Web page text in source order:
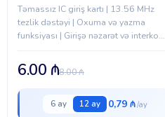
Təmassız IC giriş kartı | 13.56 MHz
tezlik dəstəyi | Oxuma və yazma
funksiyası | Girişə nəzarət və interkom
8.00₼
6.00 ₼
6 ay 12 ay 0,79 ₼